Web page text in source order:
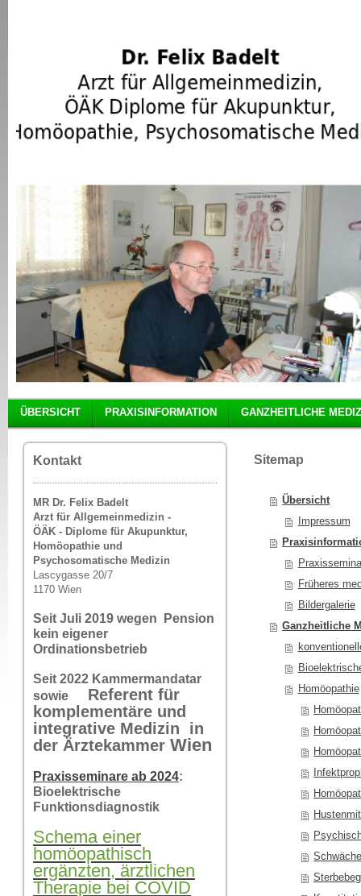
ÜBERSICHT PRAXISINFORMATION GANZHEITLICHE
Kontakt
MR Dr. Felix Badelt
Arzt für Allgemeinmedizin -
ÖÄK - Diplome für Akupunktur,
Homöopathie und
Psychosomatische Medizin
Lascygasse 20/7
1170 Wien
Seit Juli 2019 wegen Pension
kein eigener
Ordinationsbetrieb
Seit 2022 Kammermandatar
sowie
Referent für
komplementäre und
integrative Medizin in
der Ärztekammer Wien
Praxisseminare ab 2024:
Bioelektrische
Funktionsdiagnostik
Schema einer
homöopathisch
ergänzten, ärztlichen
Therapie bei COVID
Sitemap
Übersicht
Impressum
Früheres
Bildergalerie
Ganzheitliche
Homöopathie